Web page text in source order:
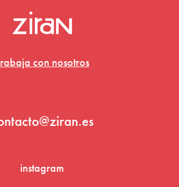
con nosotros
instagram